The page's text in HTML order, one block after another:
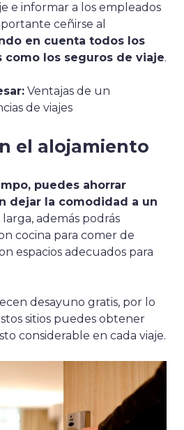
e informar a los empleados
ceñirse al
en cuenta todos los
como los seguros de viaje.
Ventajas de un
de viajes
el alojamiento
puedes ahorrar
dejar la comodidad a un
larga, además podrás
cocina para comer de
espacios adecuados para
desayuno gratis, por lo
sitios puedes obtener
considerable en cada viaje.